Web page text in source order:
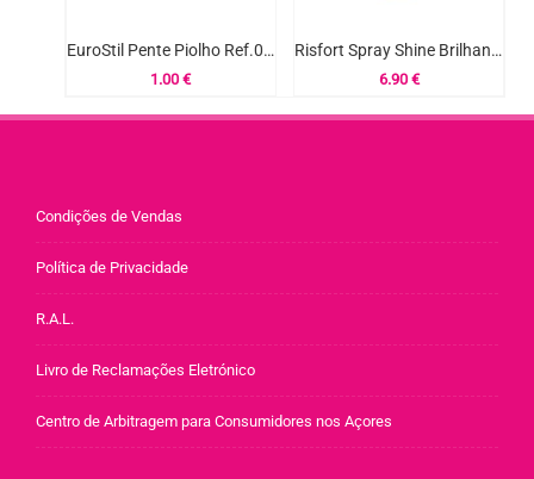
EuroStil Pente Piolho Ref.00443
1.00€
Risfort Spray Shine Brilhantina 200ml
6.90 €
Condições de Vendas
Política de Privacidade
R.A.L.
Livro de Reclamações Eletrónico
Centro de Arbitragem para Consumidores nos Açores